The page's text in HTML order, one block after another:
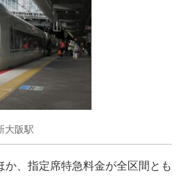
大阪駅
、指定席特急料金が全区間とも